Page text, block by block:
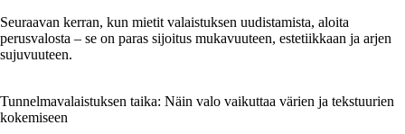
Seuraavan kerran, kun mietit valaistuksen uudistamista, aloita
perusvalosta – se on paras sijoitus mukavuuteen, estetiikkaan ja arjen
sujuvuuteen.
Tunnelmavalaistuksen taika: Näin valo vaikuttaa värien ja tekstuurien
kokemiseen